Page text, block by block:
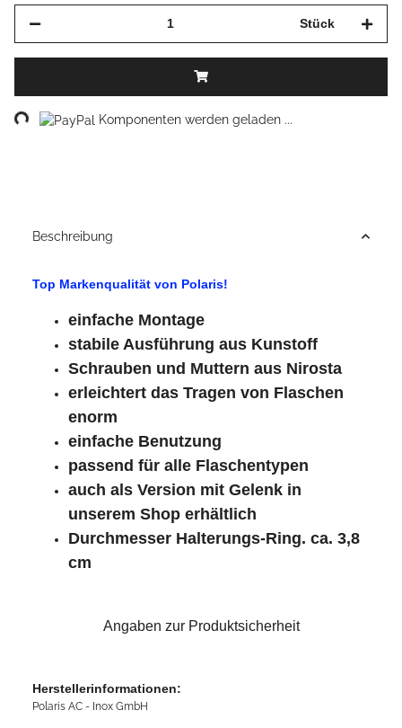
Stück
Komponenten werden geladen ...
Beschreibung
Top Markenqualität von Polaris!
einfache Montage
stabile Ausführung aus Kunstoff
Schrauben und Muttern aus Nirosta
erleichtert das Tragen von Flaschen
enorm
einfache Benutzung
passend für alle Flaschentypen
auch als Version mit Gelenk in
unserem Shop erhältlich
Durchmesser Halterungs-Ring. ca. 3,8
cm
Angaben zur Produktsicherheit
Herstellerinformationen:
Polaris AC - Inox GmbH